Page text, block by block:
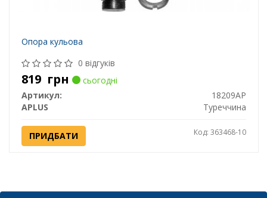
Опора кульова
0 відгуків
819 грн
сьогодні
Артикул:
18209AP
APLUS
Туреччина
ПРИДБАТИ Код: 363468-10